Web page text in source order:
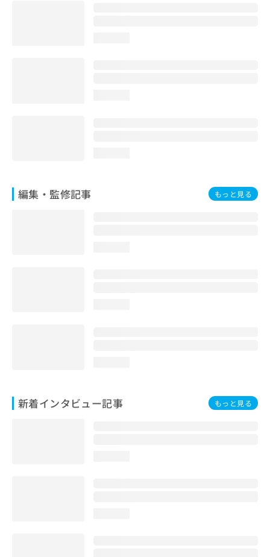
編集・監修記事 もっと見る
新着インタビュー記事 もっと見る